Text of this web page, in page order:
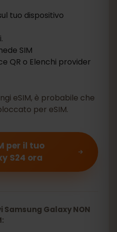
tuo dispositivo
SIM
QR o Elenchi provider
eSIM, è probabile che
per eSIM.
per il tuo
S24 ora
Galaxy NON